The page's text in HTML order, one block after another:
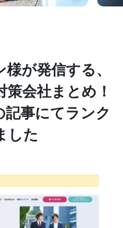
が発信する、
策会社まとめ！
記事にてランク
した